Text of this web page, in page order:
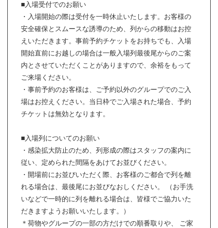
■入場受付でのお願い
・入場開始の際は受付を一時休止いたします。お客様の
安全確保とスムースな誘導のため、列からの移動はお控
えいただきます。事前予約チケットをお持ちでも、入場
開始直前にお越しの場合は一般入場列最後尾からのご案
内とさせていただくことがありますので、余裕をもって
ご来場ください。
・事前予約のお客様は、ご予約以外のグループでのご入
場はお控えください。当日枠でご入場された場合、予約
チケットは無効となります。
■入場列についてのお願い
・感染拡大防止のため、列形成の際はスタッフの案内に
従い、定められた間隔をあけてお並びください。
・開場前にお並びいただく際、お客様のご都合で列を離
れる場合は、最後尾にお並びなおしください。 （お手洗
いなどで一時的に列を離れる場合は、皆様でご協力いた
だきますようお願いいたします。）
＊荷物やグループの一部の方だけでの順番取りや、 ご家